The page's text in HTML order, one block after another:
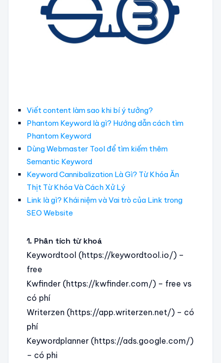
Viết content làm sao khi bí ý tưởng?
Phantom Keyword là gì? Hướng dẫn cách tìm
Phantom Keyword
Dùng Webmaster Tool để tìm kiếm thêm
Semantic Keyword
Keyword Cannibalization Là Gì? Từ Khóa Ăn
Thịt Từ Khóa Và Cách Xử Lý
Link là gì? Khái niệm và Vai trò của Link trong
SEO Website
1. Phân tích từ khoá
Keywordtool (https://keywordtool.io/) –
free
Kwfinder (https://kwfinder.com/) – free vs
có phí
Writerzen (https://app.writerzen.net/) – có
phí
Keywordplanner (https://ads.google.com/)
– có phi